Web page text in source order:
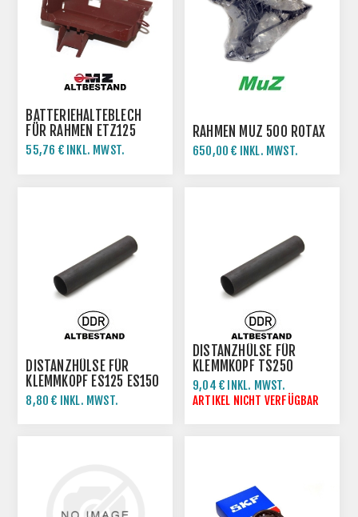
BATTERIEHALTEBLECH
FÜR RAHMEN ETZ125
ETZ150 ETZ251
55,76 € INKL. MWST.
RAHMEN MUZ 500 ROTAX
650,00 € INKL. MWST.
DISTANZHÜLSE FÜR
KLEMMKOPF ES125 ES150
TS125 TS150
8,80 € INKL. MWST.
DISTANZHÜLSE FÜR
KLEMMKOPF TS250
ETZ250 ETZ251
9,04 € INKL. MWST.
ARTIKEL NICHT VERFÜGBAR